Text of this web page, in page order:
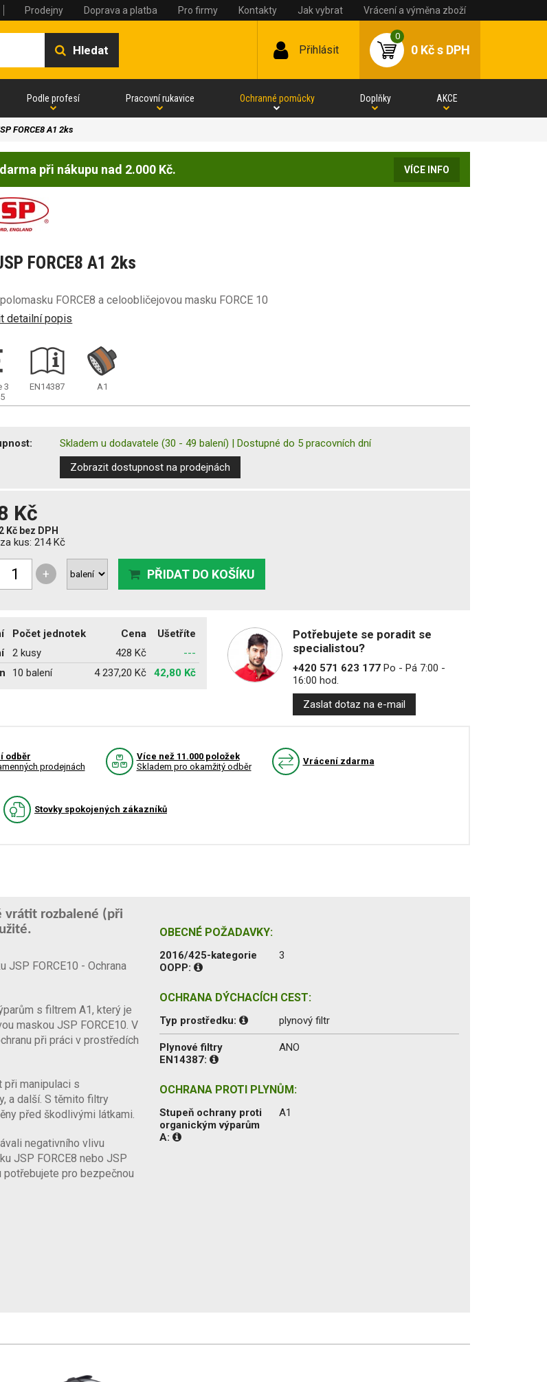
Prodejny Doprava a platba Pro firmy Kontakty Jak vybrat Vrácení a výměna zboží
Hledat Přihlásit
0
0 Kčs DPH
Podle profesí Pracovní rukavice Ochranné pomůcky Doplňky AKCE
FORCE8 A1 2ks
při nákupu nad 2.000 Kč. VÍCE INFO
FORCE8 A1 2ks
FORCE8 a celoobličejovou masku FORCE 10
detailní popis
3
EN14387 A1
Skladem u dodavatele (30 - 49 balení) |Dostupné do 5 pracovních dní
Zobrazit dostupnost na prodejnách
Kč
Kč bez DPH
kus:214 Kč
+ PŘIDAT DO KOŠÍKU
Počet jednotek Cena
Ušetříte
2 kusy 428 Kč
---
10 balení 4 237,20 Kč 42,80 Kč
Potřebujete se poradit se
specialistou?
+420 571 623 177Po - Pá 7:00 -
16:00 hod.
Zaslat dotaz na e-mail
odběr
prodejnách
Více než 11.000 položek
Skladem pro okamžitý odběr
Vrácení zdarma
Stovky spokojených zákazníků
vrátit rozbalené (při
JSP FORCE10 - Ochrana
s filtrem A1, který je
maskou JSP FORCE10. V
při práci v prostředích
při manipulaci s
a další. S těmito filtry
před škodlivými látkami.
negativního vlivu
JSP FORCE8 nebo JSP
potřebujete pro bezpečnou
OBECNÉ POŽADAVKY:
2016/425-kategorie
OOPP:
3
OCHRANA DÝCHACÍCH CEST:
Typ prostředku: plynový filtr
Plynové filtry
EN14387:
ANO
OCHRANA PROTI PLYNŮM:
Stupeň ochrany proti
organickým výparům
A:
A1